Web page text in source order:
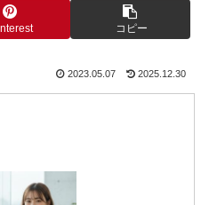
コピー
2023.05.07 2025.12.30